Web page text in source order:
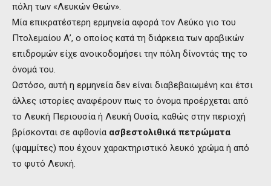
πόλη των «Λευκών Θεών».
Μία επικρατέστερη ερμηνεία αφορά τον Λεύκο γιο του
Πτολεμαίου Α’, ο οποίος κατά τη διάρκεια των αραβικών
επιδρομών είχε ανοικοδομήσει την πόλη δίνοντάς της το
όνομά του.
Ωστόσο, αυτή η ερμηνεία δεν είναι διαβεβαιωμένη και έτσι
άλλες ιστορίες αναφέρουν πως το όνομα προέρχεται από
το Λευκή Περιουσία ή Λευκή Ουσία, καθώς στην περιοχή
βρίσκονται σε αφθονία ασβεστολιθικά πετρώματα
(ψαμμίτες) που έχουν χαρακτηριστικό λευκό χρώμα ή από
το φυτό Λευκή.